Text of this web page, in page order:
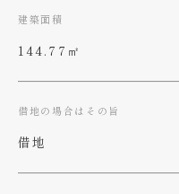
建築面積
144.77㎡
借地の場合はその旨
借地